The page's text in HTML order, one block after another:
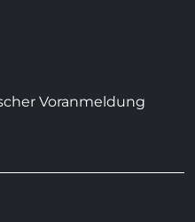
Voranmeldung